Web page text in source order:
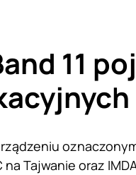
11
Tajwanie oraz